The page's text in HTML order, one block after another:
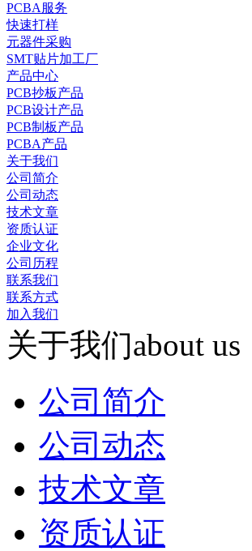
PCBA服务
快速打样
元器件采购
SMT贴片加工厂
产品中心
PCB抄板产品
PCB设计产品
PCB制板产品
PCBA产品
关于我们
公司简介
公司动态
技术文章
资质认证
企业文化
公司历程
联系我们
联系方式
加入我们
关于我们about us
公司简介
公司动态
技术文章
资质认证